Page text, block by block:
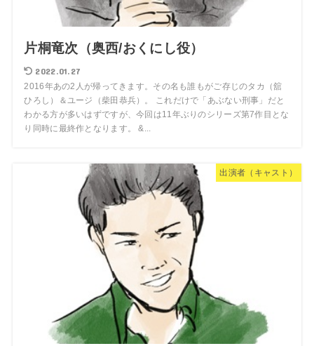
片桐竜次（奥西/おくにし役）
2022.01.27
2016年あの2人が帰ってきます。その名も誰もがご存じのタカ（舘
ひろし）＆ユージ（柴田恭兵）。 これだけで「あぶない刑事」だと
わかる方が多いはずですが、今回は11年ぶりのシリーズ第7作目とな
り同時に最終作となります。 &...
出演者（キャスト）